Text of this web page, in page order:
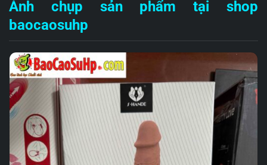
Ảnh chụp sản phẩm tại shop
baocaosuhp